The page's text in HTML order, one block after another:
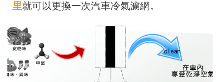
里就可以更換一次汽車冷氣濾網。